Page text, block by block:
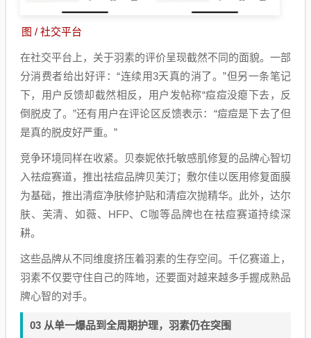
图 / 社交平台
在社交平台上，关于羽素的评价呈现截然不同的面貌。一部
分消费者给出好评：“连续用3天真的消了。”但另一条笔记
下，用户反馈却截然相反，用户发帖称“痘痘没瘪下去，反
倒脱皮了。”还有用户在评论区反馈表示：“痘痘是下去了但
是真的脱皮好严重。”
竞争环境同样在收紧。贝泰妮依托敏感肌修复的品牌心智切
入祛痘赛道，推出祛痘品牌贝芙汀；敷尔佳以医用修复面膜
为基础，推出清痘净肤修护贴和清痘次抛精华。此外，达尔
肤、芙清、如薇、HFP、C咖等品牌也在祛痘赛道持续深
耕。
这些品牌从不同维度挤压着羽素的生存空间。千亿赛道上，
羽素不仅要守住自己的阵地，还要面对越来越多手握成熟品
牌心智的对手。
03 从单一爆品到全周期护理，羽素仍在突围